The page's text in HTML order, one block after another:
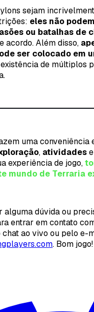
sejam
eles não
ou batalhas de
acordo. Além disso,
ser colocado em
de múltiplos
uma conveniência
, atividadese
experiência de jogo,
mundo de Terraria
alguma dúvida ou
entrar em contato
ao vivo ou pelo e-
. Bom jogo!